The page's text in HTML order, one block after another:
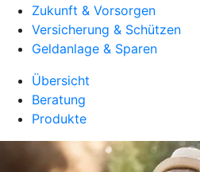
Zukunft & Vorsorgen
Versicherung & Schützen
Geldanlage & Sparen
Übersicht
Beratung
Produkte